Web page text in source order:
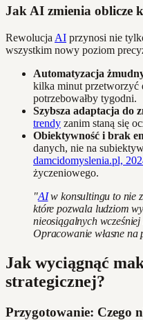
Jak AI zmienia oblicze
Rewolucja AI przynosi nie
wszystkim nowy poziom
Automatyzacja
kilka minut przetworzyć
potrzebowałby tygodni.
Szybsza adaptacja do
trendy zanim staną się
Obiektywność i brak
danych, nie na
damcidomyslenia.pl,
życzeniowego.
"AIw konsultingu to nie
które pozwala ludziom
nieosiągalnych
Opracowanie własne na
Jak wyciągnąć
strategicznej?
Przygotowanie: Czego